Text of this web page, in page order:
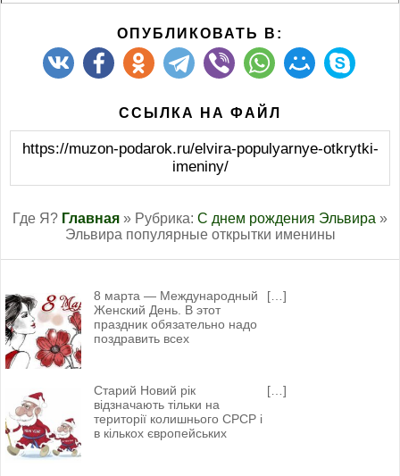
ОПУБЛИКОВАТЬ В:
ССЫЛКА НА ФАЙЛ
https://muzon-podarok.ru/elvira-populyarnye-otkrytki-
imeniny/
Где Я? Главная » Рубрика: С днем рождения Эльвира »
Эльвира популярные открытки именины
8 марта — Международный
Женский День. В этот
праздник обязательно надо
поздравить всех
[…]
Старий Новий рік
відзначають тільки на
території колишнього СРСР і
в кількох європейських
[…]